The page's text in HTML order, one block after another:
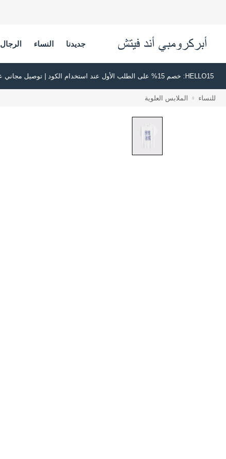
جديدنا النساء الرجال
HELLO15: خصم 15% على الطلب الأول عند استخدام الكود | توصيل مجاني على جميع الطلبات بقيمة 500 ريال سعودي أو أكثر | اشترِ الآن وادفع لاحقًا عبر تابي وتمارا
للنساء الملابس العلوية